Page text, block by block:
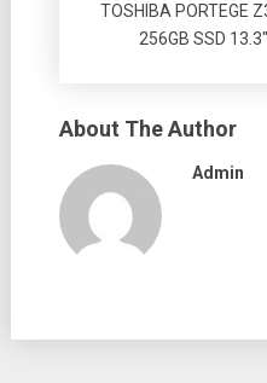
TOSHIBA PORTEGE
256GB SSD
About The Author
Admin